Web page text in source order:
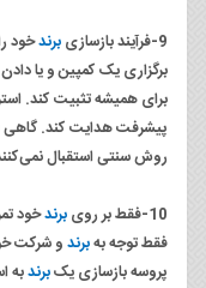
9-فرآیند بازسازی برندخود
برگزاری یک کمپین و یا
برای همیشه تثبیت کند.
پیشرفت هدایت کند. گاهی
روش سنتی استقبال
10-فقط بر روی برندخود
فقط توجه بهبرندو شرکت
پروسه بازسازی یکبرندبه